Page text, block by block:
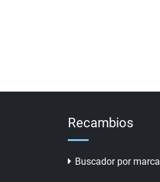
Recambios
Buscador por marca